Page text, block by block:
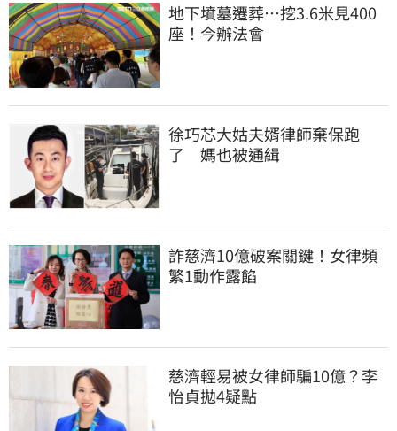
地下墳墓遷葬…挖3.6米見400
座！今辦法會
徐巧芯大姑夫婿律師棄保跑
了　媽也被通緝
詐慈濟10億破案關鍵！女律頻
繁1動作露餡
慈濟輕易被女律師騙10億？李
怡貞拋4疑點